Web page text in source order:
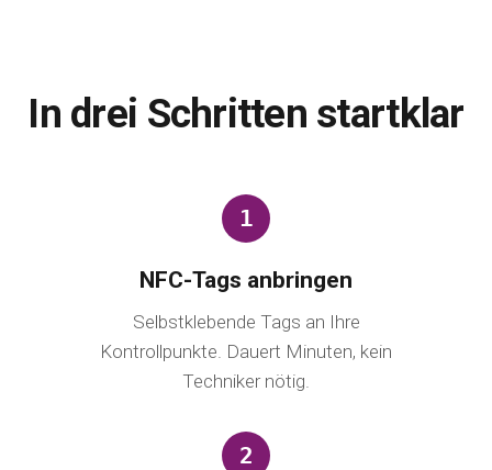
In drei Schritten startklar
1
NFC-Tags anbringen
Selbstklebende Tags an Ihre
Kontrollpunkte. Dauert Minuten, kein
Techniker nötig.
2